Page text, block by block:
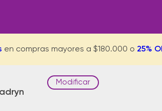
en compras mayores a $180.000 o 25%
Modificar